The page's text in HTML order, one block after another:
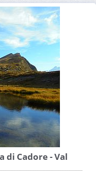
di Cadore - Val